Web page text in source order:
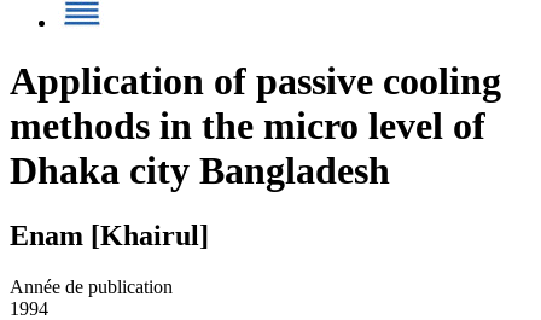
Application of passive cooling
methods in the micro level of
Dhaka city Bangladesh
Enam [Khairul]
Année de publication
1994